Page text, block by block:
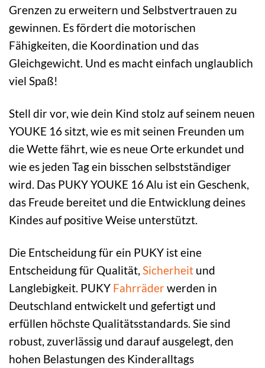
Grenzen zu erweitern und Selbstvertrauen zu
gewinnen. Es fördert die motorischen
Fähigkeiten, die Koordination und das
Gleichgewicht. Und es macht einfach unglaublich
viel Spaß!
Stell dir vor, wie dein Kind stolz auf seinem neuen
YOUKE 16 sitzt, wie es mit seinen Freunden um
die Wette fährt, wie es neue Orte erkundet und
wie es jeden Tag ein bisschen selbstständiger
wird. Das PUKY YOUKE 16 Alu ist ein Geschenk,
das Freude bereitet und die Entwicklung deines
Kindes auf positive Weise unterstützt.
Die Entscheidung für ein PUKY ist eine
Entscheidung für Qualität, Sicherheit und
Langlebigkeit. PUKY Fahrräderwerden in
Deutschland entwickelt und gefertigt und
erfüllen höchste Qualitätsstandards. Sie sind
robust, zuverlässig und darauf ausgelegt, den
hohen Belastungen des Kinderalltags